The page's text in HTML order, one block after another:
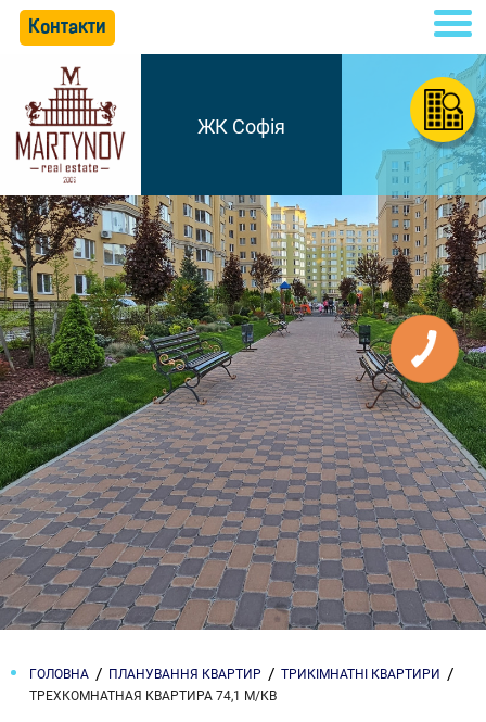
Контакти
ЖК Софія
ГОЛОВНА ПЛАНУВАННЯ КВАРТИР
ТРИКІМНАТНІ КВАРТИРИ
ТРЕХКОМНАТНАЯ КВАРТИРА 74,1 М/КВ